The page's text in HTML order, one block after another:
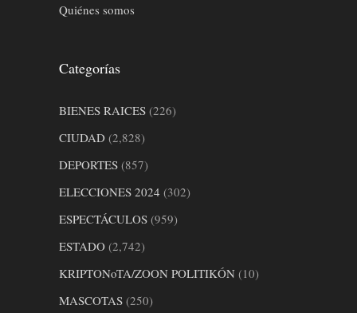
Quiénes somos
Categorías
BIENES RAICES (226)
CIUDAD (2,828)
DEPORTES (857)
ELECCIONES 2024 (302)
ESPECTÁCULOS (959)
ESTADO (2,742)
KRIPTONoTA/ZOON POLITIKÓN (10)
MASCOTAS (250)